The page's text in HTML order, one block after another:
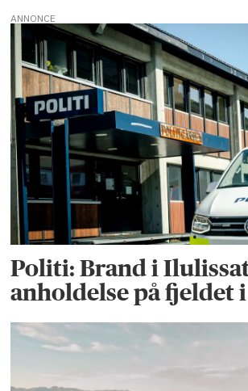
ANNONCE
Politi: Brand i
anholdelse på fjeldet